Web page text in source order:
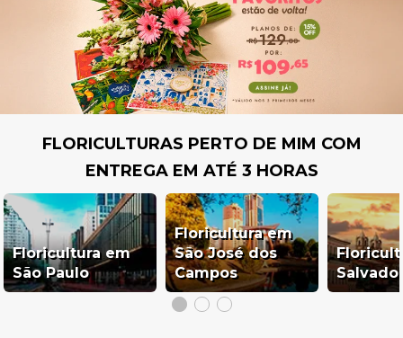
FLORICULTURAS PERTO DE MIM COM
ENTREGA EM ATÉ 3 HORAS
Floricultura em
São Paulo
Floricultura em
São José dos
Campos